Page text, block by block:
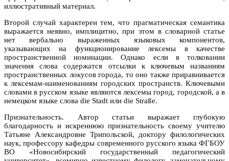
иллюстративный материал.
Второй случай характерен тем, что прагматическая семантика
выражается неявно, имплицитно, при этом в словарной статье
нет вербально выраженных языковых компонентов,
указывающих на функционирование лексемы в качестве
пространственной номинации. Однако если в толковании
значения слова содержатся отсылки к ключевым названиям
пространственных локусов города, то оно также приравнивается
к лексемам-наименованиям городских пространств. Ключевыми
словами в русском языке являются лексемы город, городской, а в
немецком языке слова die Stadt или die Straße.
Признательность. Автор статьи выражает глубокую
благодарность и искреннюю признательность своему учителю
Татьяне Александровне Трипольской, доктору филологических
наук, профессору кафедры современного русского языка ФГБОУ
ВО «Новосибирский государственный педагогический